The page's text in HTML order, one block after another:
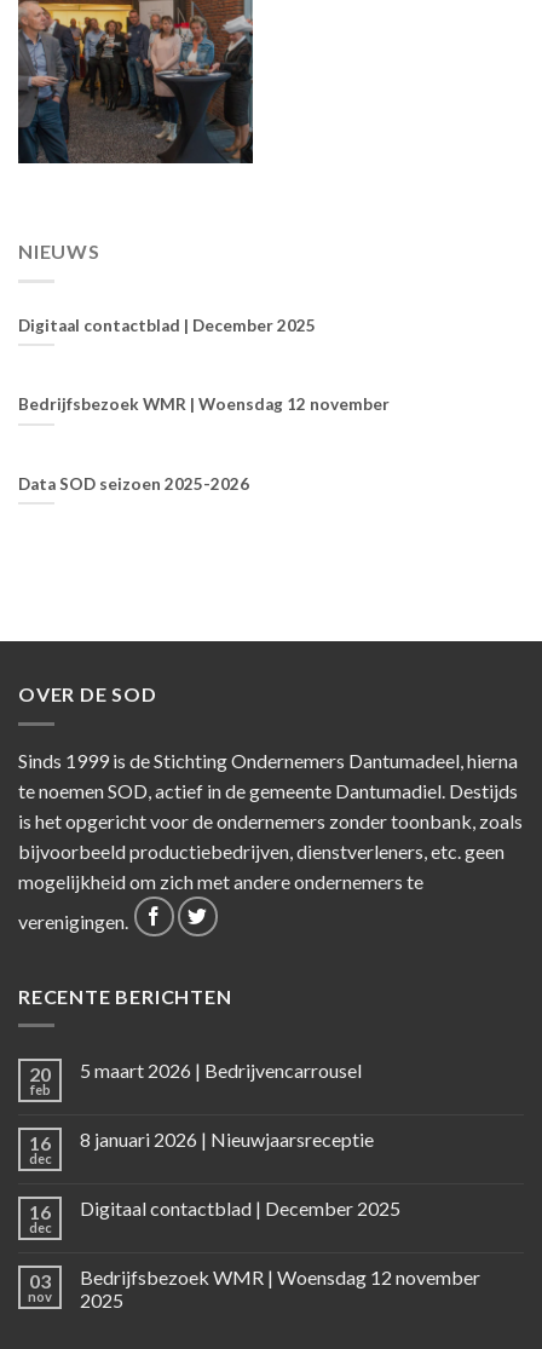
NIEUWS
Digitaal contactblad | December 2025
Bedrijfsbezoek WMR | Woensdag 12 november
Data SOD seizoen 2025-2026
OVER DE SOD
Sinds 1999 is de Stichting Ondernemers Dantumadeel, hierna
te noemen SOD, actief in de gemeente Dantumadiel. Destijds
is het opgericht voor de ondernemers zonder toonbank, zoals
bijvoorbeeld productiebedrijven, dienstverleners, etc. geen
mogelijkheid om zich met andere ondernemers te
verenigingen.
RECENTE BERICHTEN
20
feb
5 maart 2026 | Bedrijvencarrousel
16
dec
8 januari 2026 | Nieuwjaarsreceptie
16
dec
Digitaal contactblad | December 2025
03
nov
Bedrijfsbezoek WMR | Woensdag 12 november
2025